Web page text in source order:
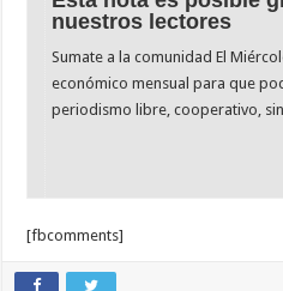
nuestros lectores
Sumate a la comunidad El
económico mensual para que
periodismo libre, cooperativo,
[fbcomments]